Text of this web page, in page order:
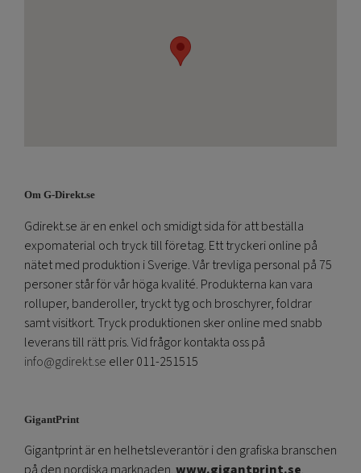
Om G-Direkt.se
Gdirekt.se är en enkel och smidigt sida för att beställa
expomaterial och tryck till företag. Ett tryckeri online på
nätet med produktion i Sverige. Vår trevliga personal på 75
personer står för vår höga kvalité. Produkterna kan vara
rolluper, banderoller, tryckt tyg och broschyrer, foldrar
samt visitkort. Tryck produktionen sker online med snabb
leverans till rätt pris. Vid frågor kontakta oss på
info@gdirekt.se eller 011-251515
GigantPrint
Gigantprint är en helhetsleverantör i den grafiska branschen